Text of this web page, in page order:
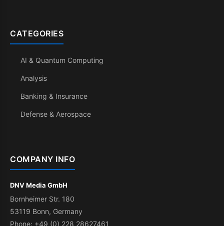
CATEGORIES
AI & Quantum Computing
Analysis
Banking & Insurance
Defense & Aerospace
COMPANY INFO
DNV Media GmbH
Bornheimer Str. 180
53119 Bonn, Germany
Phone: +49 (0) 228 28627461